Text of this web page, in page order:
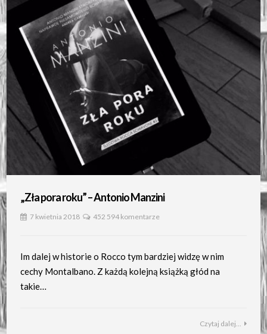
„Zła pora roku” – Antonio Manzini
7 kwietnia 2018 452 594 komentarze
Im dalej w historie o Rocco tym bardziej widzę w nim
cechy Montalbano. Z każdą kolejną książką głód na
takie…
Czytaj dalej...